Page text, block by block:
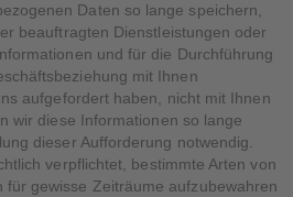
Daten so lange speichern,
beauftragten Dienstleistungen oder
und für die Durchführung
mit Ihnen
aufgefordert haben, nicht mit Ihnen
wir diese Informationen so lange
dieser Aufforderung notwendig.
verpflichtet, bestimmte Arten von
für gewisse Zeiträume aufzubewahren